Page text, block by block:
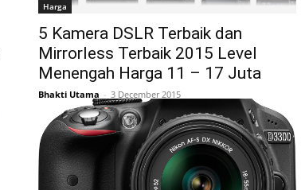
Harga
5 Kamera DSLR Terbaik dan
Mirrorless Terbaik 2015 Level
Menengah Harga 11 – 17 Juta
Bhakti Utama - 3 December 2015